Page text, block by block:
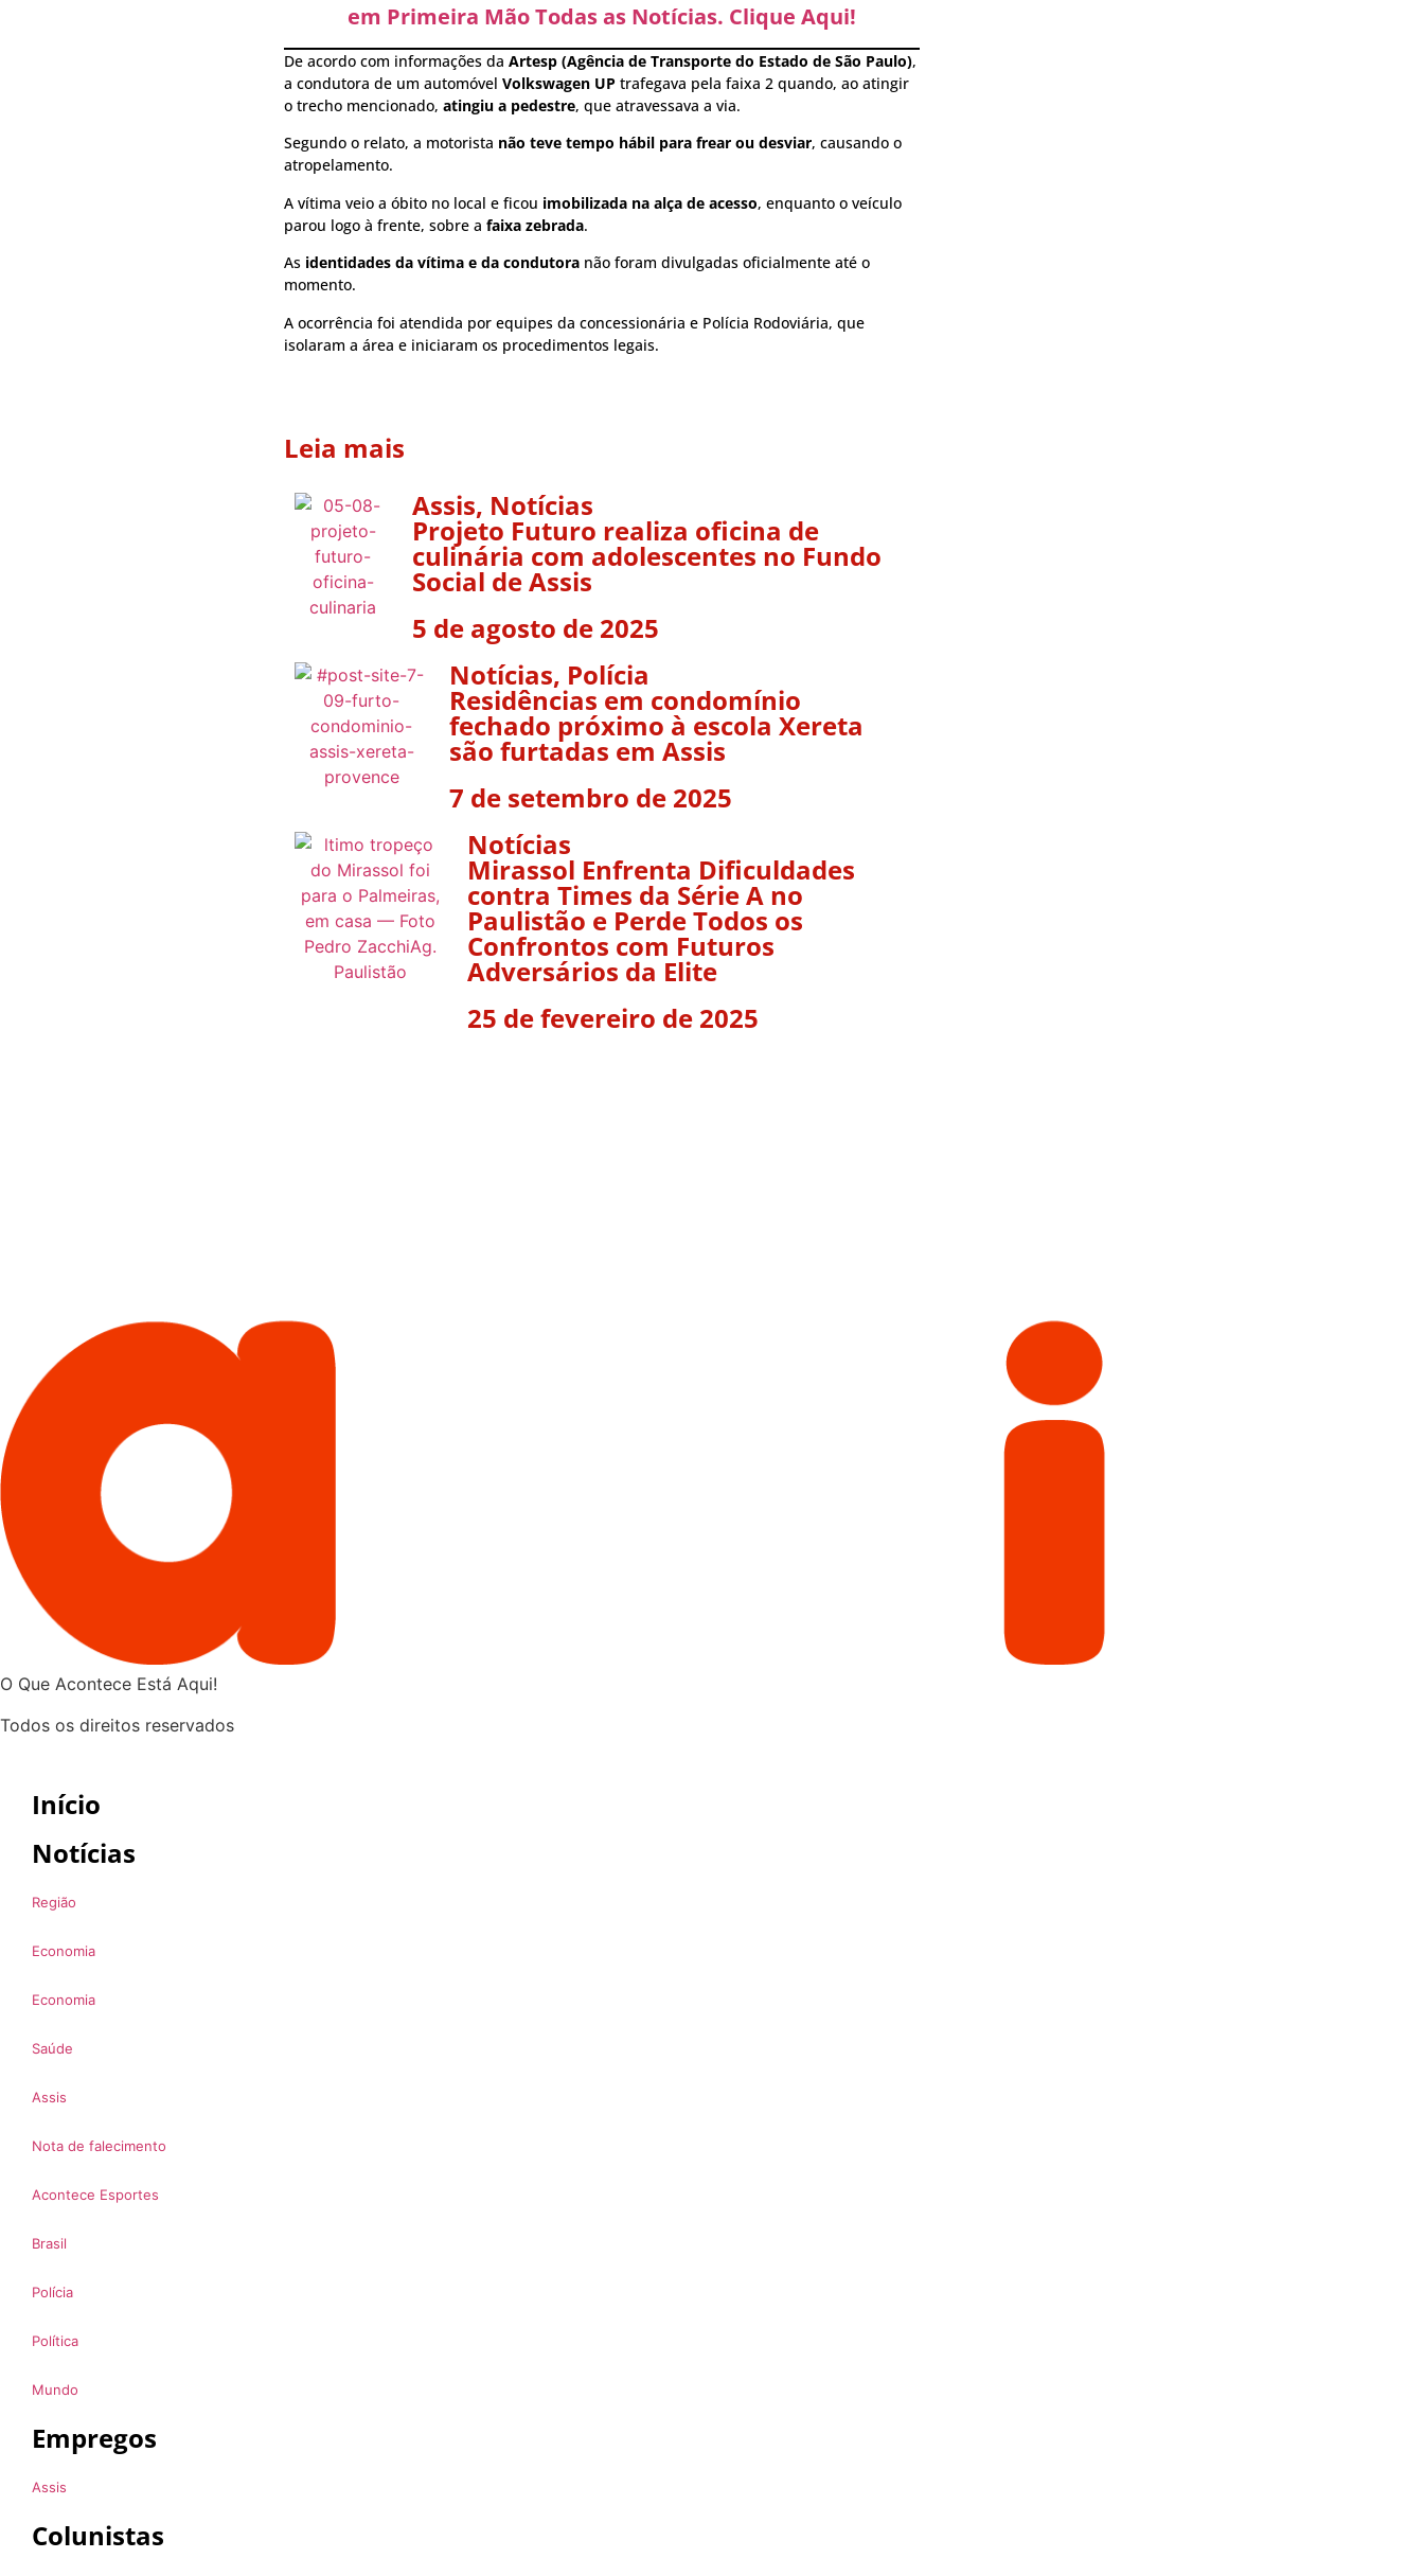
em Primeira Mão Todas as Notícias. Clique Aqui!
De acordo com informações da Artesp (Agência de Transporte do Estado de São Paulo),
a condutora de um automóvel Volkswagen UP trafegava pela faixa 2 quando, ao atingir
o trecho mencionado, atingiu a pedestre, que atravessava a via.
Segundo o relato, a motorista não teve tempo hábil para frear ou desviar, causando o
atropelamento.
A vítima veio a óbito no local e ficou imobilizada na alça de acesso, enquanto o veículo
parou logo à frente, sobre a faixa zebrada.
As identidades da vítima e da condutora não foram divulgadas oficialmente até o
momento.
A ocorrência foi atendida por equipes da concessionária e Polícia Rodoviária, que
isolaram a área e iniciaram os procedimentos legais.
Leia mais
Assis, Notícias
Projeto Futuro realiza oficina de
culinária com adolescentes no Fundo
Social de Assis
5 de agosto de 2025
Notícias, Polícia
Residências em condomínio
fechado próximo à escola Xereta
são furtadas em Assis
7 de setembro de 2025
Notícias
Mirassol Enfrenta Dificuldades
contra Times da Série A no
Paulistão e Perde Todos os
Confrontos com Futuros
Adversários da Elite
25 de fevereiro de 2025
O Que Acontece Está Aqui!
Todos os direitos reservados
Início
Notícias
Região
Economia
Economia
Saúde
Assis
Nota de falecimento
Acontece Esportes
Brasil
Polícia
Política
Mundo
Empregos
Assis
Colunistas